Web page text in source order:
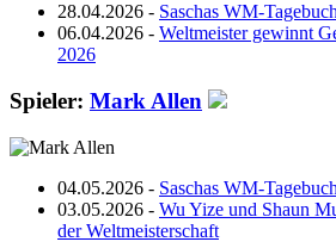
28.04.2026 - Saschas WM-
06.04.2026 - Weltmeister gewinnt
2026
Spieler: Mark Allen
04.05.2026 - Saschas WM-
03.05.2026 - Wu Yize und Shaun
der Weltmeisterschaft